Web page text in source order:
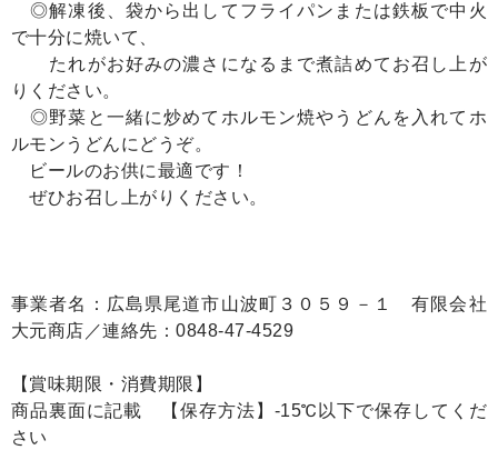
◎解凍後、袋から出してフライパンまたは鉄板で中火
で十分に焼いて、
たれがお好みの濃さになるまで煮詰めてお召し上が
りください。
◎野菜と一緒に炒めてホルモン焼やうどんを入れてホ
ルモンうどんにどうぞ。
ビールのお供に最適です！
ぜひお召し上がりください。
事業者名：広島県尾道市山波町３０５９－１ 有限会社
大元商店／連絡先：0848-47-4529
【賞味期限・消費期限】
商品裏面に記載 【保存方法】-15℃以下で保存してくだ
さい